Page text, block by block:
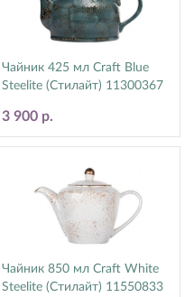
Чайник 425 мл Craft Blue
Steelite (Стилайт) 11300367
3 900 р.
Чайник 850 мл Craft White
Steelite (Стилайт) 11550833